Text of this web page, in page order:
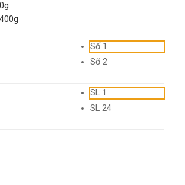
Số 1
Số 2
SL 1
SL 24